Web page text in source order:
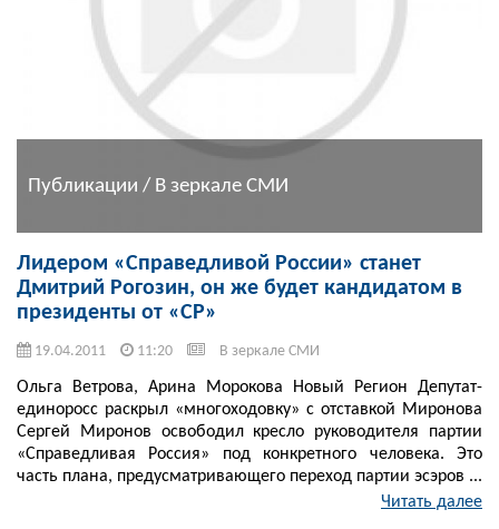
Публикации / В зеркале СМИ
Лидером «Справедливой России» станет
Дмитрий Рогозин, он же будет кандидатом в
президенты от «СР»
19.04.2011 11:20 В зеркале СМИ
Ольга Ветрова, Арина Морокова Новый Регион Депутат-
единоросс раскрыл «многоходовку» с отставкой Миронова
Сергей Миронов освободил кресло руководителя партии
«Справедливая Россия» под конкретного человека. Это
часть плана, предусматривающего переход партии эсэров ...
Читать далее